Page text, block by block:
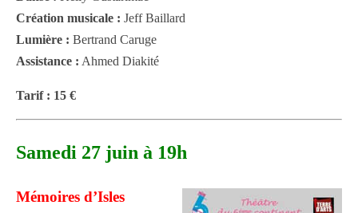
Création musicale : Jeff Baillard
Lumière : Bertrand Caruge
Assistance : Ahmed Diakité
Tarif : 15 €
Samedi 27 juin à 19h
Mémoires d’Isles